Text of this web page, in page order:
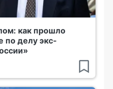
как прошло
по делу экс-